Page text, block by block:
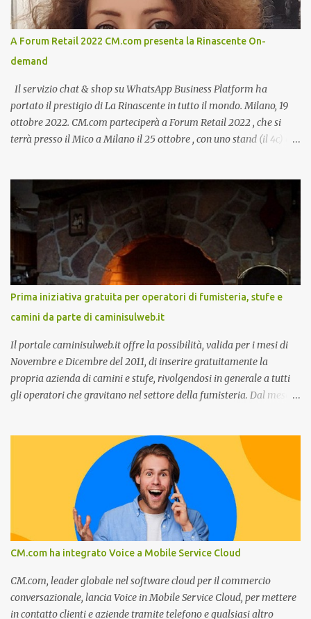
A Forum Retail 2022 CM.com presenta la Rinascente On-
demand
Il servizio chat & shop su WhatsApp Business Platform ha
portato il prestigio di La Rinascente in tutto il mondo. Milano, 19
ottobre 2022. CM.com parteciperà a Forum Retail 2022 , che si
terrà presso il Mico a Milano il 25 ottobre , con uno stand (il 4c) e
tramite WhatsApp Business ”. Il primo appuntamento è per le ore
14:30 con Cristina Parigi, Country Manager di CM.com Italia, che
terrà una presentazione dal titolo:” Il presente e futuro del
Customer care omnicanale: come incontrare le aspettative dei
clienti ”. I punti che verranno affrontati sono il Customer care, lo
stato dell’arte e i punti di miglioramento, quali i molteplici canali di
comunicazione e quali utilizzare in ottica di miglioramento, le
previsioni da oggi al 2030 su come rispondere alle aspettative del
c...
Prima iniziativa gratuita per operatori di fumisteria, stufe e
camini da parte di caminisulweb.it
Il portale caminisulweb.it offre la possibilità, valida per i mesi di
Novembre e Dicembre del 2011, di inserire gratuitamente la
propria azienda di camini e stufe, rivolgendosi in generale a tutti
gli operatori che gravitano nel settore della fumisteria. Dal mese di
impianti di riscaldamento, stufe e camini, e fumisteria in generale
offre la registrazione gratuita a vantaggio di tutte le aziende
operanti nel settore. E’ possibile infatti all’interno del sito inserire
gratuitamente i propri dati aziendali, indirizzi, recapiti, recensione
(che verrà corretta, migliorata e modificata all’occorrenza da
redattori specializzati), immagini dei prodotti e fino a un massimo
di 5 servizi e prodotti specificandone uno o più principali. Le
aziende vengono ordinate all’interno delle varie categorie in base a
un algoritmo di ordina...
CM.com ha integrato Voice a Mobile Service Cloud
CM.com, leader globale nel software cloud per il commercio
conversazionale, lancia Voice in Mobile Service Cloud, per mettere
in contatto clienti e aziende tramite telefono e qualsiasi altro